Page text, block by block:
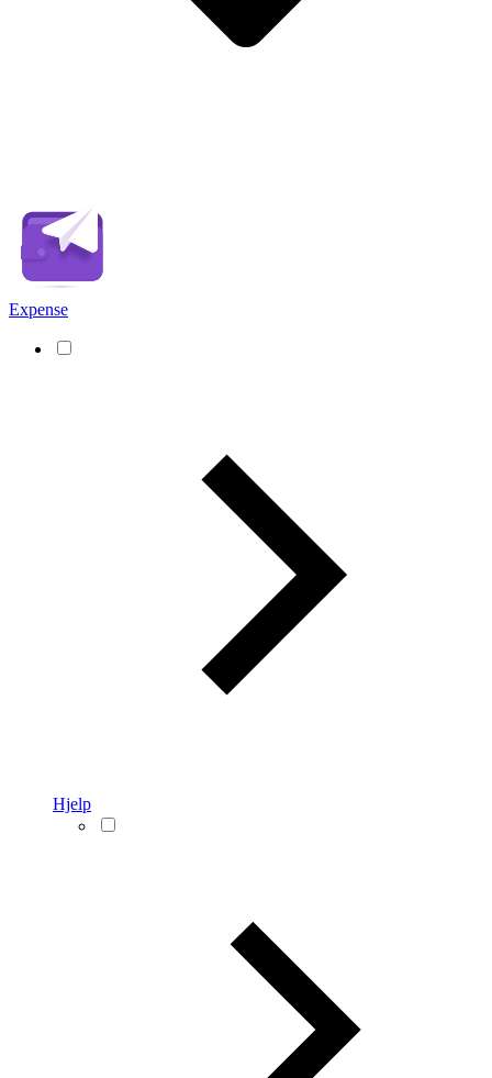
Expense
Hjelp